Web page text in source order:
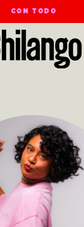
CON TODO